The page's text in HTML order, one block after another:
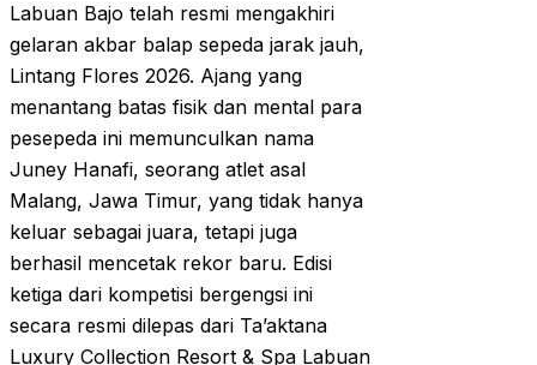
Labuan Bajo telah resmi mengakhiri
gelaran akbar balap sepeda jarak jauh,
Lintang Flores 2026. Ajang yang
menantang batas fisik dan mental para
pesepeda ini memunculkan nama
Juney Hanafi, seorang atlet asal
Malang, Jawa Timur, yang tidak hanya
keluar sebagai juara, tetapi juga
berhasil mencetak rekor baru. Edisi
ketiga dari kompetisi bergengsi ini
secara resmi dilepas dari Ta’aktana
Luxury Collection Resort & Spa Labuan